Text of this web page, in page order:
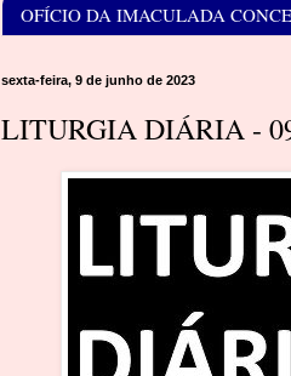
OFÍCIO DA IMACULADA
sexta-feira, 9 de junho de 2023
LITURGIA DIÁRIA -